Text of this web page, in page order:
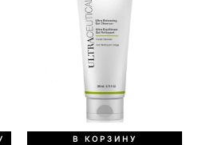
В КОРЗИНУ